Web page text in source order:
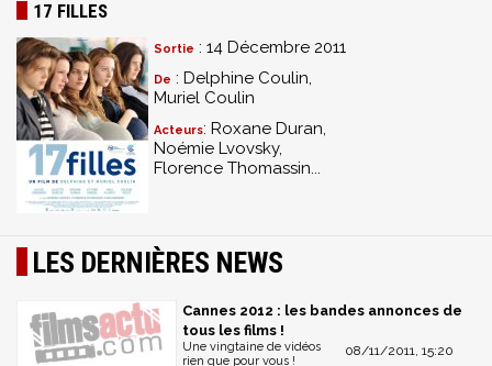
17 FILLES
Sortie : 14 Décembre 2011
De : Delphine Coulin,
Muriel Coulin
Acteurs: Roxane Duran,
Noémie Lvovsky,
Florence Thomassin...
LES DERNIÈRES NEWS
Cannes 2012 : les bandes annonces de
tous les films !
08/11/2011, 15:20
Une vingtaine de vidéos
rien que pour vous !